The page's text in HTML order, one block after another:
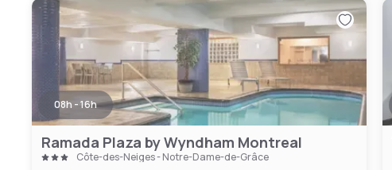
08h - 16h
Ramada Plaza by Wyndham Montreal
Côte-des-Neiges - Notre-Dame-de-Grâce